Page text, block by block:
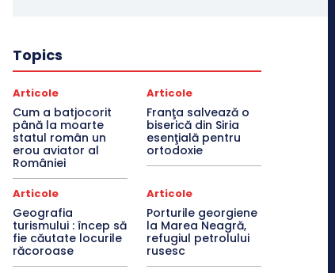
Topics
Articole
Cum a batjocorit
până la moarte
statul român un
erou aviator al
României
Articole
Franţa salvează o
biserică din Siria
esenţială pentru
ortodoxie
Articole
Geografia
turismului : încep să
fie căutate locurile
răcoroase
Articole
Porturile georgiene
la Marea Neagră,
refugiul petrolului
rusesc